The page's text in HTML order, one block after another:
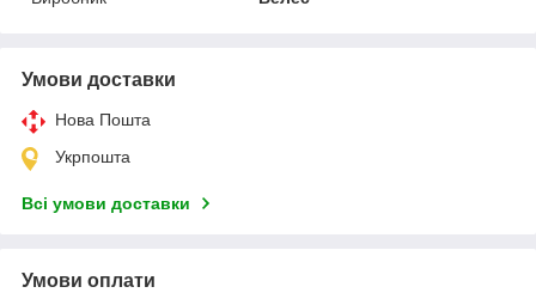
Умови доставки
Нова Пошта
Укрпошта
Всі умови доставки
Умови оплати